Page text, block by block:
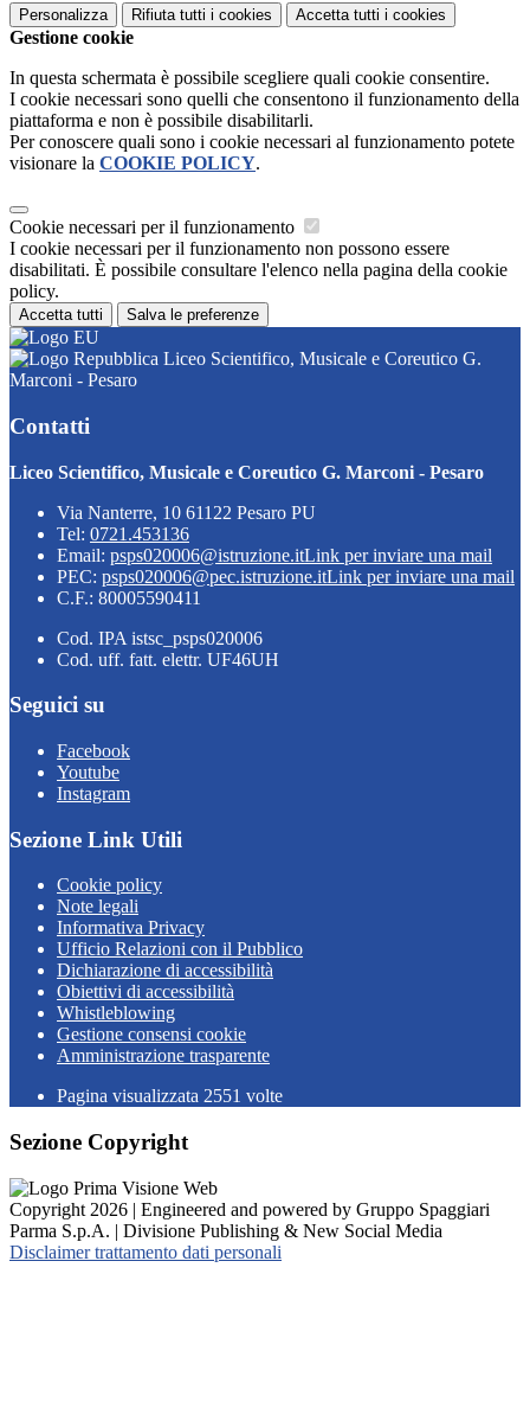
Personalizza Rifiuta tutti i cookies Accetta tutti i cookies
Gestione cookie
In questa schermata è possibile scegliere quali cookie consentire.
I cookie necessari sono quelli che consentono il funzionamento della
piattaforma e non è possibile disabilitarli.
Per conoscere quali sono i cookie necessari al funzionamento potete
visionare la COOKIE POLICY.
Cookie necessari per il funzionamento
I cookie necessari per il funzionamento non possono essere
disabilitati. È possibile consultare l'elenco nella pagina della cookie
policy.
Accetta tutti Salva le preferenze
Liceo Scientifico, Musicale e Coreutico G.
Marconi - Pesaro
Contatti
Liceo Scientifico, Musicale e Coreutico G. Marconi - Pesaro
Via Nanterre, 10 61122 Pesaro PU
Tel: 0721.453136
Email: psps020006@istruzione.itLink per inviare una mail
PEC: psps020006@pec.istruzione.itLink per inviare una mail
C.F.: 80005590411
Cod. IPA istsc_psps020006
Cod. uff. fatt. elettr. UF46UH
Seguici su
Facebook
Youtube
Instagram
Sezione Link Utili
Cookie policy
Note legali
Informativa Privacy
Ufficio Relazioni con il Pubblico
Dichiarazione di accessibilità
Obiettivi di accessibilità
Whistleblowing
Gestione consensi cookie
Amministrazione trasparente
Pagina visualizzata 2551 volte
Sezione Copyright
Copyright 2026 | Engineered and powered by Gruppo Spaggiari
Parma S.p.A. | Divisione Publishing & New Social Media
Disclaimer trattamento dati personali